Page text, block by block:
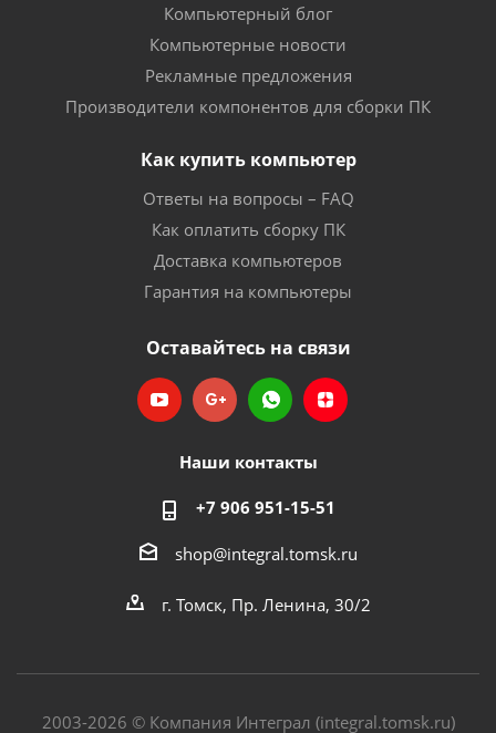
Компьютерный блог
Компьютерные новости
Рекламные предложения
Производители компонентов для сборки ПК
Как купить компьютер
Ответы на вопросы – FAQ
Как оплатить сборку ПК
Доставка компьютеров
Гарантия на компьютеры
Оставайтесь на связи
Наши контакты
+7 906 951-15-51
shop@integral.tomsk.ru
г. Томск, Пр. Ленина, 30/2
2003-2026 © Компания Интеграл (integral.tomsk.ru)